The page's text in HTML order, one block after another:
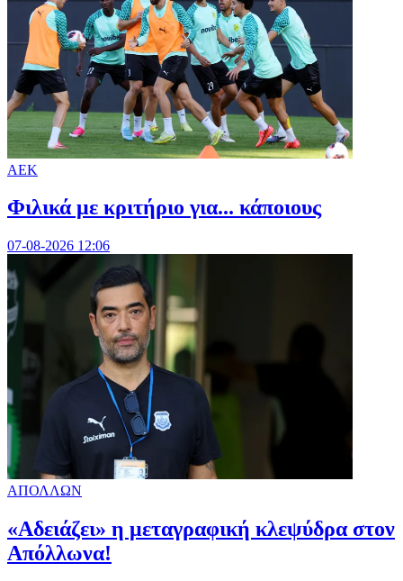
ΑΕΚ
Φιλικά με κριτήριο για... κάποιους
07-08-2026 12:06
ΑΠΟΛΛΩΝ
«Αδειάζει» η μεταγραφική κλεψύδρα στον
Απόλλωνα!